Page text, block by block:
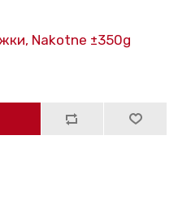
Nakotne ±350g